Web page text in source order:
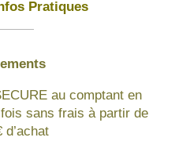
Pratiques
au comptant en
sans frais à partir de
d’achat